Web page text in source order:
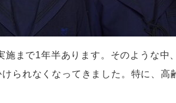
施まで1年半あります。そのような中
られなくなってきました。特に、高